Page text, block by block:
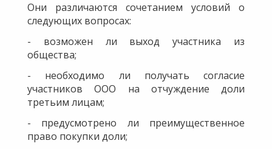
Они различаются сочетанием условий о
следующих вопросах:
- возможен ли выход участника из
общества;
- необходимо ли получать согласие
участников ООО на отчуждение доли
третьим лицам;
- предусмотрено ли преимущественное
право покупки доли;